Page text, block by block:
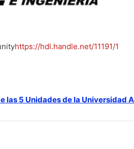
https://hdl.handle.net/11191/1
las 5 Unidades de la Universidad